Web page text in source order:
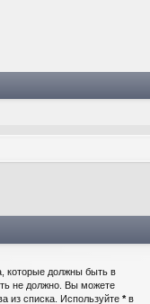
которые должны быть в
не должно. Вы можете
из списка. Используйте *в